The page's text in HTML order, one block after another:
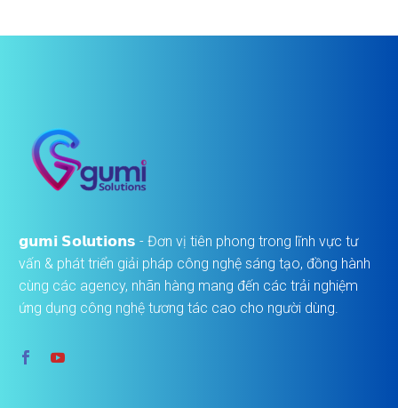
𝗴𝘂𝗺𝗶 𝗦𝗼𝗹𝘂𝘁𝗶𝗼𝗻𝘀 - Đơn vị tiên phong trong lĩnh vực tư
vấn & phát triển giải pháp công nghệ sáng tạo, đồng hành
cùng các agency, nhãn hàng mang đến các trải nghiệm
ứng dụng công nghệ tương tác cao cho người dùng.